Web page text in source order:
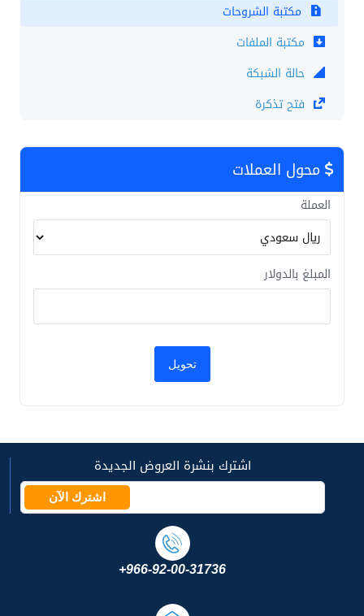
مكتبة الشروحات
مكتبة الملفات
حالة الشبكة
فتح تذكرة
محول العملات
العملة
المبلغ بالدولار
اشترك بنشرة العروض الجديدة
اشترك الآن
+966-92-00-31736